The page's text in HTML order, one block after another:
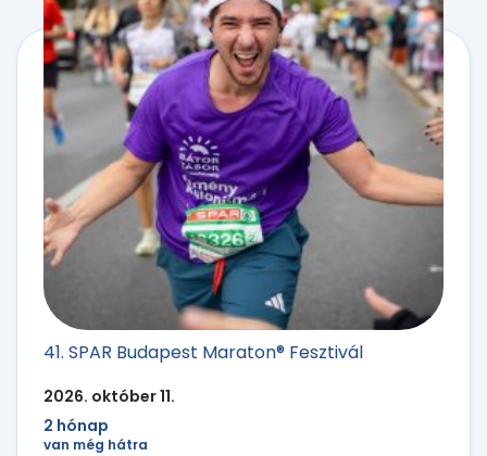
41. SPAR Budapest Maraton® Fesztivál
2026. október 11.
2 hónap
van még hátra